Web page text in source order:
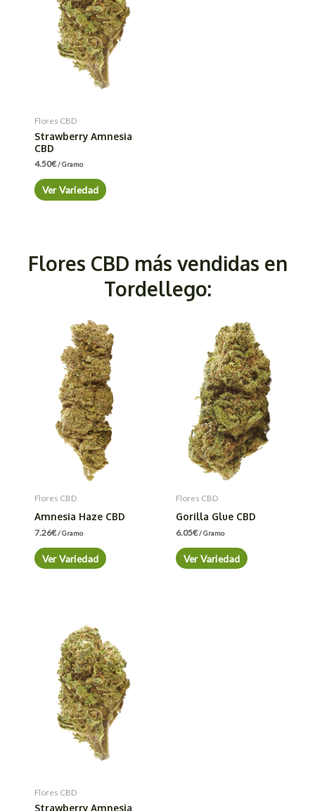
Flores CBD
Strawberry Amnesia
CBD
4.50€/ Gramo
Ver Variedad
Flores CBD más vendidas en
Tordellego:
Flores CBD
Amnesia Haze CBD
7.26€/ Gramo
Ver Variedad
Flores CBD
Gorilla Glue CBD
6.05€/ Gramo
Ver Variedad
Flores CBD
Strawberry Amnesia